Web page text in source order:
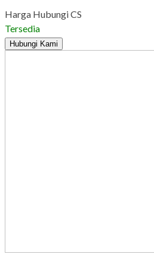
Harga Hubungi CS
Tersedia
Hubungi Kami